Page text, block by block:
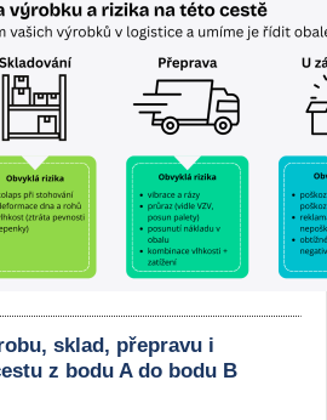
sklad, přepravu i
z bodu A do bodu B